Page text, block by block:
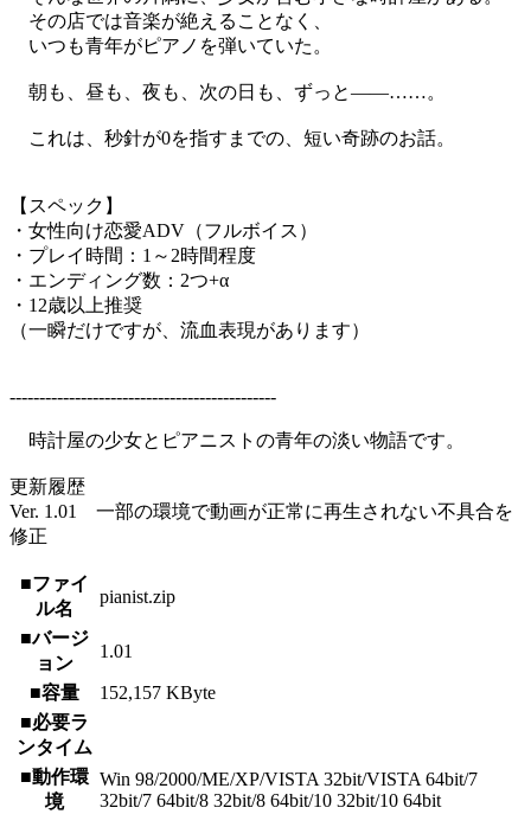
その店では音楽が絶えることなく、
いつも青年がピアノを弾いていた。
朝も、昼も、夜も、次の日も、ずっと――……。
これは、秒針が0を指すまでの、短い奇跡のお話。
【スペック】
・女性向け恋愛ADV（フルボイス）
・プレイ時間：1～2時間程度
・エンディング数：2つ+α
・12歳以上推奨
（一瞬だけですが、流血表現があります）
---------------------------------------------
時計屋の少女とピアニストの青年の淡い物語です。
更新履歴
Ver. 1.01 一部の環境で動画が正常に再生されない不具合を
修正
■ファイ
ル名
pianist.zip
■バージ
ョン
1.01
■容量
152,157 KByte
■必要ラ
ンタイム
■動作環
境
Win 98/2000/ME/XP/VISTA 32bit/VISTA 64bit/7
32bit/7 64bit/8 32bit/8 64bit/10 32bit/10 64bit